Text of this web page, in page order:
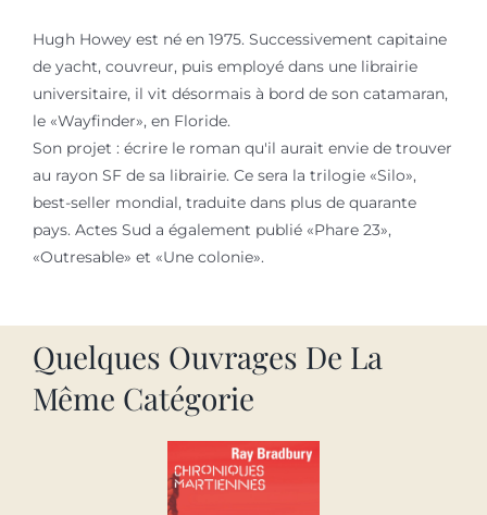
Hugh Howey est né en 1975. Successivement capitaine
de yacht, couvreur, puis employé dans une librairie
universitaire, il vit désormais à bord de son catamaran,
le «Wayfinder», en Floride.
Son projet : écrire le roman qu'il aurait envie de trouver
au rayon SF de sa librairie. Ce sera la trilogie «Silo»,
best-seller mondial, traduite dans plus de quarante
pays. Actes Sud a également publié «Phare 23»,
«Outresable» et «Une colonie».
Quelques Ouvrages De La
Même Catégorie